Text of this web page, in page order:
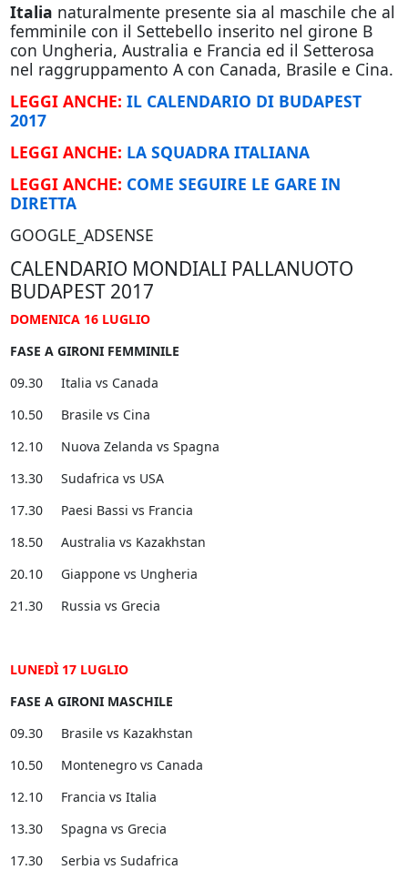
Italia naturalmente presente sia al maschile che al
femminile con il Settebello inserito nel girone B
con Ungheria, Australia e Francia ed il Setterosa
nel raggruppamento A con Canada, Brasile e Cina.
LEGGI ANCHE: IL CALENDARIO DI BUDAPEST
2017
LEGGI ANCHE: LA SQUADRA ITALIANA
LEGGI ANCHE: COME SEGUIRE LE GARE IN
DIRETTA
GOOGLE_ADSENSE
CALENDARIO MONDIALI PALLANUOTO
BUDAPEST 2017
DOMENICA 16 LUGLIO
FASE A GIRONI FEMMINILE
09.30 Italia vs Canada
10.50 Brasile vs Cina
12.10 Nuova Zelanda vs Spagna
13.30 Sudafrica vs USA
17.30 Paesi Bassi vs Francia
18.50 Australia vs Kazakhstan
20.10 Giappone vs Ungheria
21.30 Russia vs Grecia
LUNEDÌ 17 LUGLIO
FASE A GIRONI MASCHILE
09.30 Brasile vs Kazakhstan
10.50 Montenegro vs Canada
12.10 Francia vs Italia
13.30 Spagna vs Grecia
17.30 Serbia vs Sudafrica